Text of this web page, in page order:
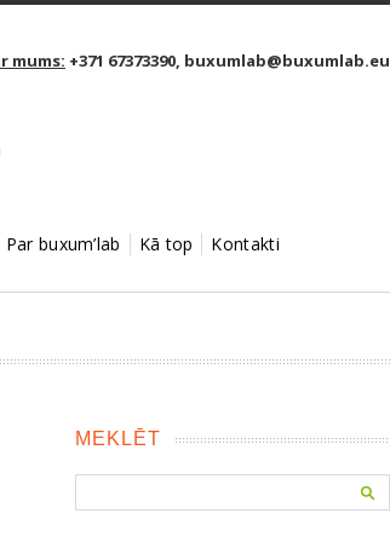
mums: +371 67373390, buxumlab@buxumlab.eu
Par buxum’lab Kā top Kontakti
MEKLĒT